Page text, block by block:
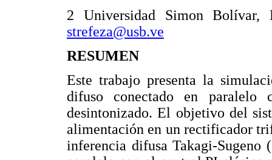
2 Universidad Simon Bolívar,
strefeza@usb.ve
RESUMEN
Este trabajo presenta la
difuso conectado en
desintonizado. El objetivo del
alimentación en un rectificador
inferencia difusa Takagi-Sugeno